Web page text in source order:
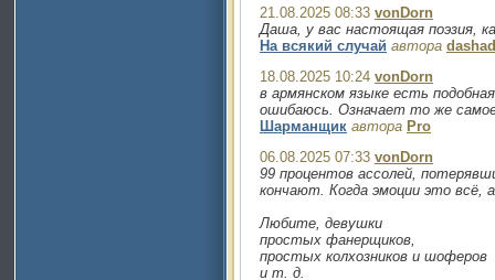
21.08.2025 08:33 vonDorn
Даша, у вас настоящая поэзия,
На всякий случай автора
18.08.2025 10:24 vonDorn
в армянском языке есть
ошибаюсь. Означает то же
Шарманщик автора Pro
06.08.2025 07:33 vonDorn
99 процентов ассолей,
кончают. Когда эмоции это всё,
Любите, девушки
простых фанерщиков,
простых колхозников и шоферов
и т. д.